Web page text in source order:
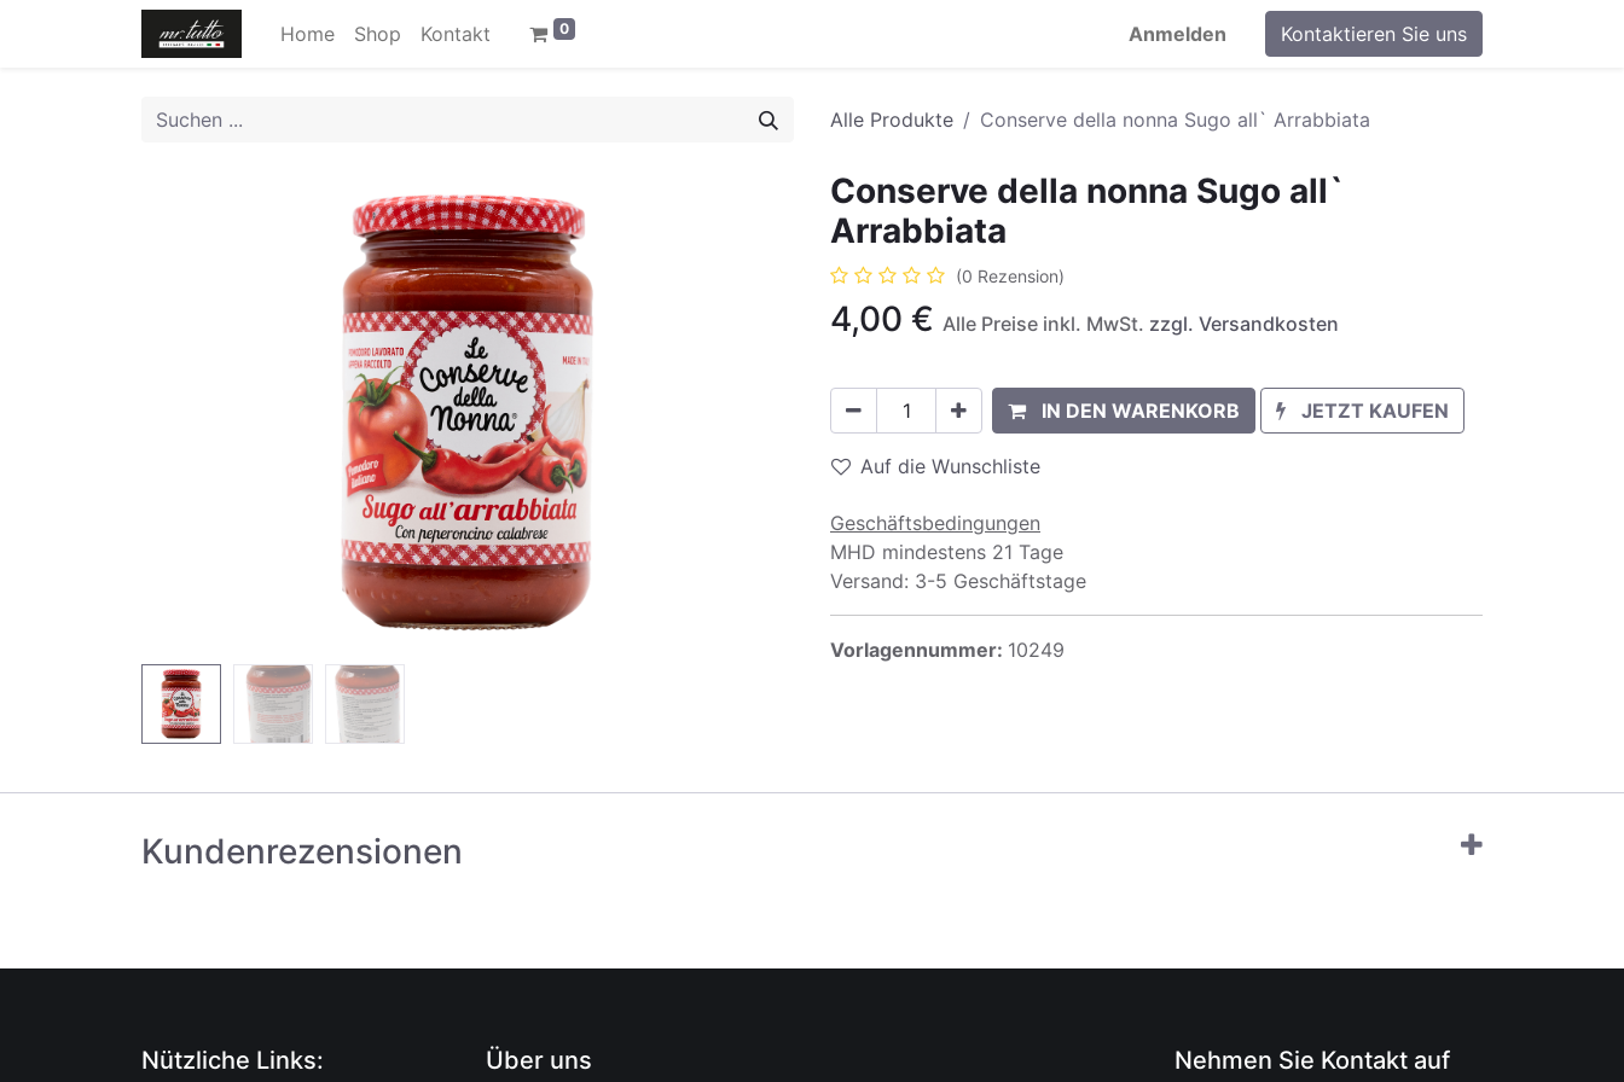
Home Shop Kontakt 0 Anmelden Kontaktieren Sie uns
Alle Produkte Conserve della nonna Sugo all` Arrabbiata
Conserve della nonna Sugo all`
Arrabbiata
(0 Rezension)
4,00 € Alle Preise inkl. MwSt. zzgl. Versandkosten
IN DEN WARENKORB JETZT KAUFEN
Auf die Wunschliste
Geschäftsbedingungen
MHD mindestens 21 Tage
Versand: 3-5 Geschäftstage
Vorlagennummer: 10249
Kundenrezensionen
Nützliche Links: Über uns Nehmen Sie Kontakt auf